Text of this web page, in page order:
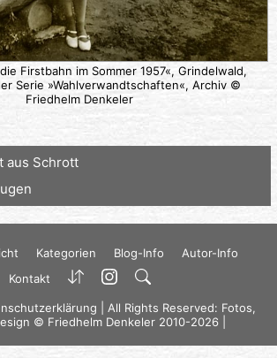
Firstbahn im Sommer 1957«, Grindelwald,
Serie »Wahlverwandtschaften«, Archiv ©
Friedhelm Denkeler
aus Schrott
Kategorien Blog-Info
Autor-Info
Kontakt
| All Rights Reserved: Fotos,
© Friedhelm Denkeler 2010-2026 |